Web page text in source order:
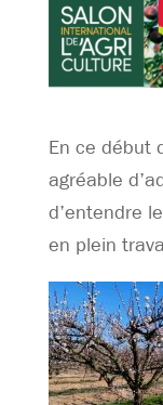
En ce début
agréable
d’entendre
en plein